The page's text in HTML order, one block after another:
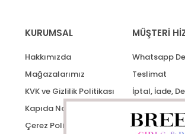
KURUMSAL
Hakkımızda
Mağazalarımız
KVK ve Gizlilik Politikası
Kapıda Nakit Ödeme
Çerez Politikası
MÜŞTERİ
Whatsapp
Teslimat
İptal, İade,